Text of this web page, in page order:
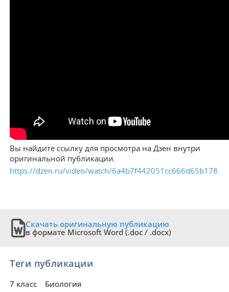
Вы найдите ссылку для просмотра на Дзен внутри
оригинальной публикации.
https://dzen.ru/video/watch/6a4b7f442051cc666d65b178
Скачать оригинальную публикацию
в формате Microsoft Word (.doc / .docx)
Теги публикации
7 класс
Биология